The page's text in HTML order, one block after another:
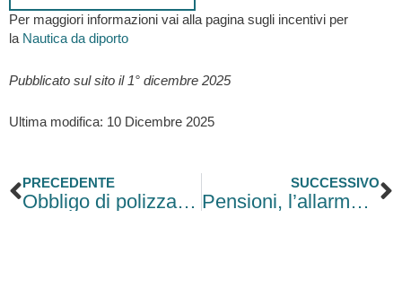
Per maggiori informazioni vai alla pagina sugli incentivi per
la Nautica da diporto
Pubblicato sul sito il 1° dicembre 2025
Ultima modifica: 10 Dicembre 2025
Precedente
PRECEDENTE
Obbligo di polizza catastrofale: per chi scatta il rinvio della scadenza di fine anno
SUCCESSIVO
Pensioni, l’allarme della CGIL: con le nuove regole chi ha salari bassi rischia di lavorare anni in più